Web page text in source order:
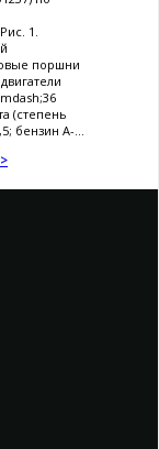
1.
поршни
(степень
бензин А-...